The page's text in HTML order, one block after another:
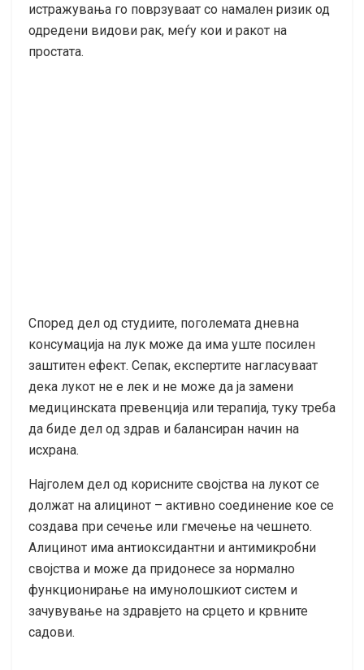
истражувања го поврзуваат со намален ризик од
одредени видови рак, меѓу кои и ракот на
простата.
Според дел од студиите, поголемата дневна
консумација на лук може да има уште посилен
заштитен ефект. Сепак, експертите нагласуваат
дека лукот не е лек и не може да ја замени
медицинската превенција или терапија, туку треба
да биде дел од здрав и балансиран начин на
исхрана.
Најголем дел од корисните својства на лукот се
должат на алицинот – активно соединение кое се
создава при сечење или гмечење на чешнето.
Алицинот има антиоксидантни и антимикробни
својства и може да придонесе за нормално
функционирање на имунолошкиот систем и
зачувување на здравјето на срцето и крвните
садови.